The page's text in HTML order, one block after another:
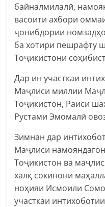
байналмилалӣ,
васоити ахбори
ҷонибдории
ба хотири пешрафту
Тоҷикистони
Дар ин участкаи
Маҷлиси миллии
Тоҷикистон, Раиси
Рустами Эмомалӣ
Зимнан дар
Маҷлиси
Тоҷикистон ва
халқ сокинони
ноҳияи Исмоили
участкаи